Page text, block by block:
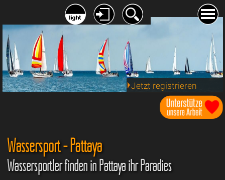
Jetzt registrieren
Wassersport - Pattaya
Wassersportler finden in Pattaya ihr Paradies